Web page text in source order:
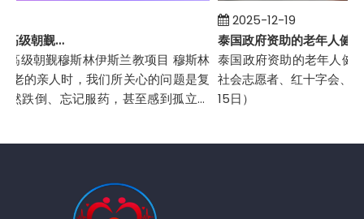
伊朗生命线老年保健和高级朝觐项目
朝觐穆斯林伊斯兰教项目 穆斯林
亲人时，我们所关心的问题是复
倒、忘记服药，甚至感到孤立无
2025-12-19
泰国政府资助的老年人健康
社会志愿者、红十字会、老年
15日）